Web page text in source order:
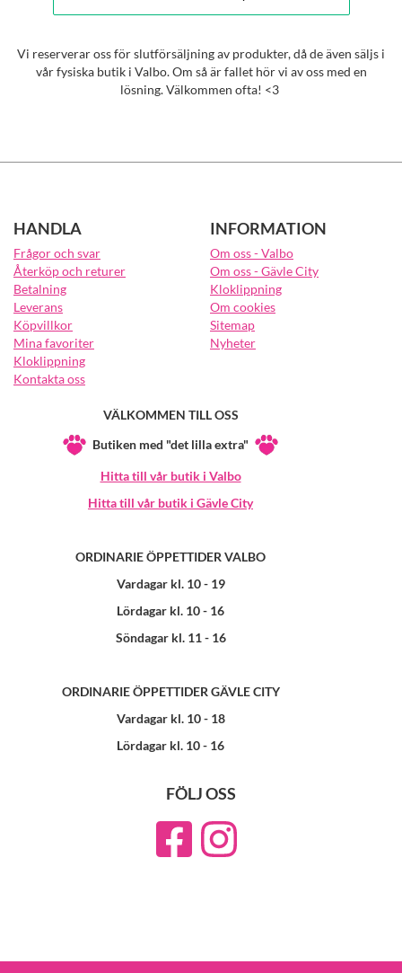
Vi reserverar oss för slutförsäljning av produkter, då de även säljs i
vår fysiska butik i Valbo. Om så är fallet hör vi av oss med en
lösning. Välkommen ofta! <3
HANDLA
Frågor och svar
Återköp och returer
Betalning
Leverans
Köpvillkor
Mina favoriter
Kloklippning
Kontakta oss
INFORMATION
Om oss - Valbo
Om oss - Gävle City
Kloklippning
Om cookies
Sitemap
Nyheter
VÄLKOMMEN TILL OSS
Butiken med "det lilla extra"
Hitta till vår butik i Valbo
Hitta till vår butik i Gävle City
ORDINARIE ÖPPETTIDER VALBO
Vardagar kl. 10 - 19
Lördagar kl. 10 - 16
Söndagar kl. 11 - 16
ORDINARIE ÖPPETTIDER GÄVLE CITY
Vardagar kl. 10 - 18
Lördagar kl. 10 - 16
FÖLJ OSS